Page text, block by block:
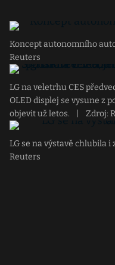
Koncept autonomního
Reuters
LG na veletrhu CES
OLED displej se vysune z
objevit už letos.
Zdroj:
LG se na výstavě chlubila
Reuters